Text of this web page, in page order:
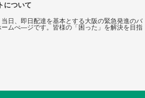
について
当日、即日配達を基本とする大阪の緊急発進のバ
ームぺ―ジです。皆様の「困った」を解決を目指